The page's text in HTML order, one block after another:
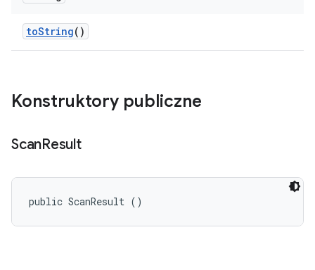
toString()
Konstruktory publiczne
ScanResult
public ScanResult ()